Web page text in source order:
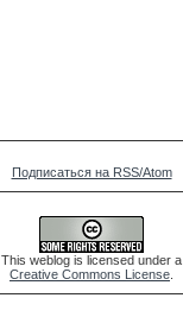
Подписаться на RSS/Atom
This weblog is licensed under a
Creative Commons License